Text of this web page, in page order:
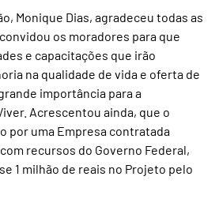
Monique Dias, agradeceu todas as
os moradores para que
e capacitações que irão
na qualidade de vida e oferta de
importância para a
Acrescentou ainda, que o
por uma Empresa contratada
recursos do Governo Federal,
1 milhão de reais no Projeto pelo